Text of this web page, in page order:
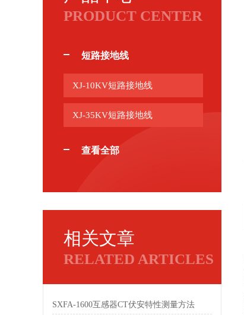
PRODUCT CENTER
短路接地线
XJ-10KV短路接地线
XJ-35KV短路接地线
查看全部
相关文章
RELATED ARTICLES
SXFA-1600互感器CT伏安特性测量方法